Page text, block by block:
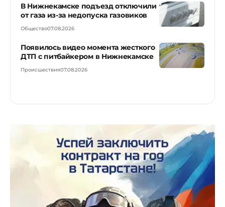
В Нижнекамске подъезд отключили
от газа из-за недопуска газовиков
Общество07.08.2026
Появилось видео момента жесткого
ДТП с питбайкером в Нижнекамске
Происшествия07.08.2026